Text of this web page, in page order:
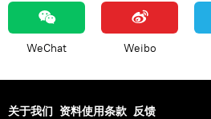
WeChat Weibo
关于我们 资料使用条款 反馈